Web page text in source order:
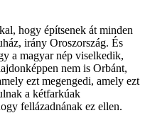
hogy építsenek át minden
irány Oroszország. És
a magyar nép viselkedik,
nem is Orbánt,
ezt megengedi, amely ezt
a kétfarkúak
fellázadnának ez ellen.